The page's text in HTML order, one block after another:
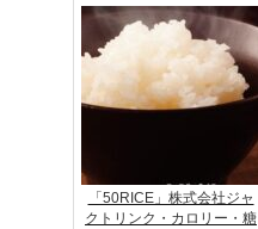
「50RICE」株式会社ジャ
クトリンク・カロリー・糖